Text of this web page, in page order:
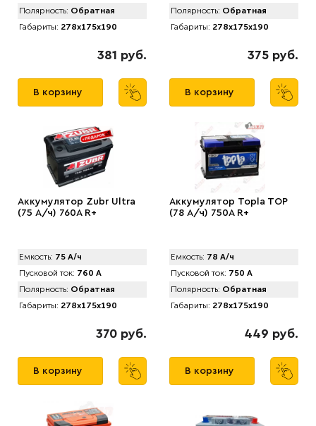
Полярность: Обратная
Габариты: 278x175x190
381 руб.
В корзину
Полярность: Обратная
Габариты: 278x175x190
375 руб.
В корзину
Аккумулятор Zubr Ultra
(75 А/ч) 760А R+
Емкость: 75 А/ч
Пусковой ток: 760 А
Полярность: Обратная
Габариты: 278x175x190
370 руб.
В корзину
Аккумулятор Topla TOP
(78 А/ч) 750А R+
Емкость: 78 А/ч
Пусковой ток: 750 А
Полярность: Обратная
Габариты: 278x175x190
449 руб.
В корзину